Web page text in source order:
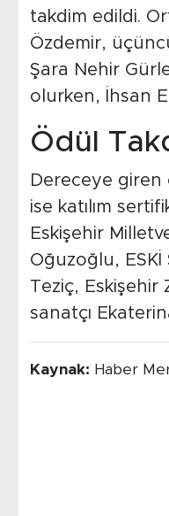
takdim edildi.
Özdemir,
Şara Nehir
olurken, İhsan
Ödül
Dereceye
ise katılım
Eskişehir
Oğuzoğlu, ESKİ
Teziç, Eskişehir
sanatçı
Kaynak: Haber